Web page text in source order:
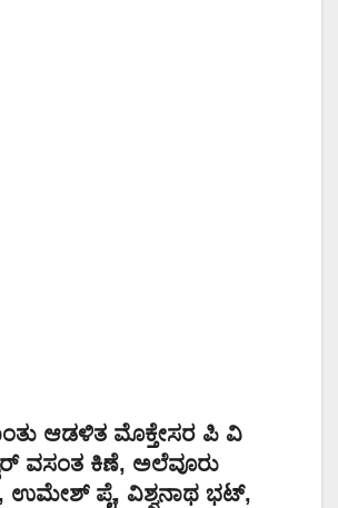
ಆಡಳಿತ ಮೊಕ್ತೇಸರ ಪಿ ವಿ
ವಸಂತ ಕಿಣೆ, ಅಲೆವೂರು
ಉಮೇಶ್ ಪೈ, ವಿಶ್ವನಾಥ ಭಟ್,